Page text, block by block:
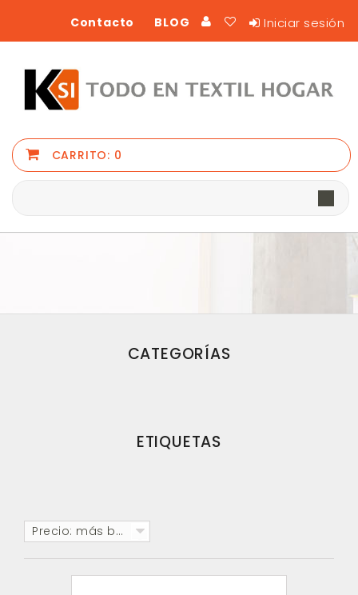
Iniciar sesión
BLOG
Contacto
CARRITO: 0
CATEGORÍAS
ETIQUETAS
Precio: más baratos primero